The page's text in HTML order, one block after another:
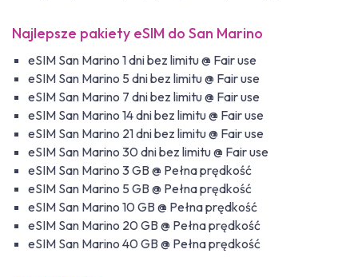
Najlepsze pakiety eSIM do San Marino
eSIM San Marino 1 dni bez limitu @ Fair use
eSIM San Marino 5 dni bez limitu @ Fair use
eSIM San Marino 7 dni bez limitu @ Fair use
eSIM San Marino 14 dni bez limitu @ Fair use
eSIM San Marino 21 dni bez limitu @ Fair use
eSIM San Marino 30 dni bez limitu @ Fair use
eSIM San Marino 3 GB @ Pełna prędkość
eSIM San Marino 5 GB @ Pełna prędkość
eSIM San Marino 10 GB @ Pełna prędkość
eSIM San Marino 20 GB @ Pełna prędkość
eSIM San Marino 40 GB @ Pełna prędkość